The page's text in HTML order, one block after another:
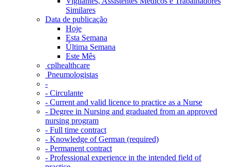
Similares
Data de publicação
Hoje
Esta Semana
Última Semana
Este Mês
‎ cplhealthcare‬
Pneumologistas
-
- Circulante
- Current and valid licence to practice as a Nurse
- Degree in Nursing and graduated from an approved
nursing program
- Full time contract
- Knowledge of German (required)
- Permanent contract
- Professional experience in the intended field of